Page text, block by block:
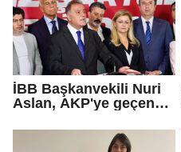
İBB Başkanvekili Nuri
Aslan, AKP'ye geçen
iddialarına yanıt verdi